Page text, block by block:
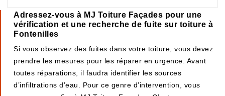
Adressez-vous à MJ Toiture Façades pour une
vérification et une recherche de fuite sur toiture à
Fontenilles
Si vous observez des fuites dans votre toiture, vous devez
prendre les mesures pour les réparer en urgence. Avant
toutes réparations, il faudra identifier les sources
d’infiltrations d’eau. Pour ce genre d’intervention, vous